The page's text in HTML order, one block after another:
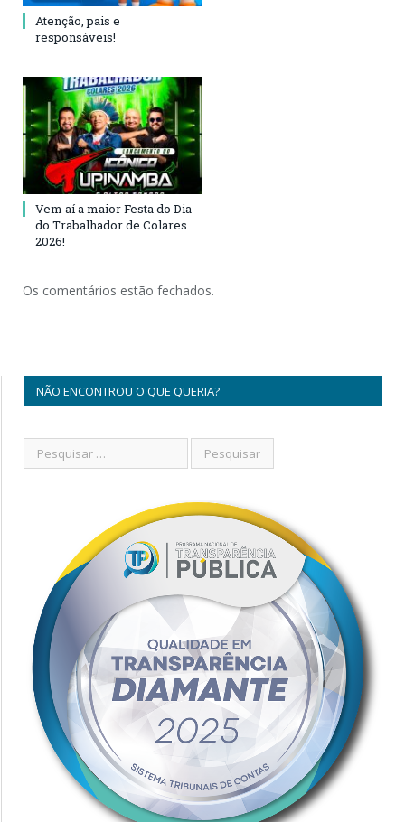
Atenção, pais e
responsáveis!
Vem aí a maior Festa do Dia
do Trabalhador de Colares
2026!
Os comentários estão fechados.
NÃO ENCONTROU O QUE QUERIA?